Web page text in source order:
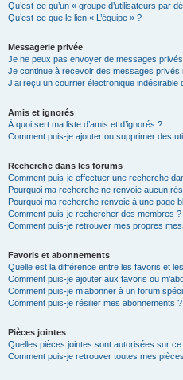
Qu’est-ce qu’un « groupe d’utilisateurs par
Qu’est-ce que le lien « L’équipe » ?
Messagerie privée
Je ne peux pas envoyer de messages
Je continue à recevoir des messages privés
J’ai reçu un courrier électronique indésirable
Amis et ignorés
À quoi sert ma liste d’amis et d’ignorés ?
Comment puis-je ajouter ou supprimer des
Recherche dans les forums
Comment puis-je effectuer une recherche
Pourquoi ma recherche ne renvoie aucun
Pourquoi ma recherche renvoie à une page
Comment puis-je rechercher des membres ?
Comment puis-je retrouver mes propres
Favoris et abonnements
Quelle est la différence entre les favoris et
Comment puis-je ajouter aux favoris ou
Comment puis-je m’abonner à un forum
Comment puis-je résilier mes abonnements ?
Pièces jointes
Quelles pièces jointes sont autorisées sur
Comment puis-je retrouver toutes mes